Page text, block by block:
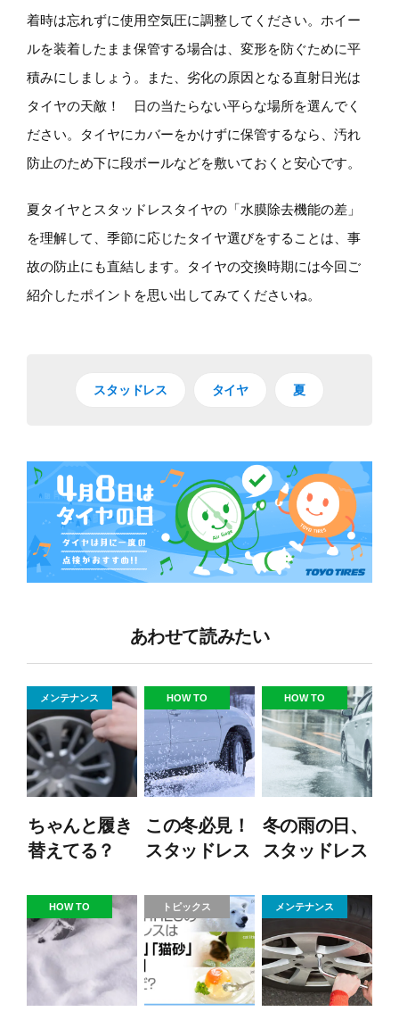
着時は忘れずに使用空気圧に調整してください。ホイー
ルを装着したまま保管する場合は、変形を防ぐために平
積みにしましょう。また、劣化の原因となる直射日光は
タイヤの天敵！ 日の当たらない平らな場所を選んでく
ださい。タイヤにカバーをかけずに保管するなら、汚れ
防止のため下に段ボールなどを敷いておくと安心です。
夏タイヤとスタッドレスタイヤの「水膜除去機能の差」
を理解して、季節に応じたタイヤ選びをすることは、事
故の防止にも直結します。タイヤの交換時期には今回ご
紹介したポイントを思い出してみてくださいね。
スタッドレス タイヤ 夏
あわせて読みたい
メンテナンス
ちゃんと履き
替えてる？
け、スタッド
レスタイヤと
夏タイヤの見
分け方
HOW TO
この冬必見！
スタッドレス
き目”をアッ
プさせるテク
ニック
HOW TO
冬の雨の日、
スタッドレス
つけるべきこ
HOW TO トピックス メンテナンス